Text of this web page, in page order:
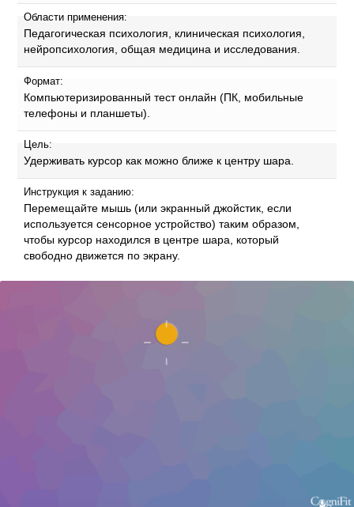
Области применения:
Педагогическая психология, клиническая психология,
нейропсихология, общая медицина и исследования.
Формат:
Компьютеризированный тест онлайн (ПК, мобильные
телефоны и планшеты).
Цель:
Удерживать курсор как можно ближе к центру шара.
Инструкция к заданию:
Перемещайте мышь (или экранный джойстик, если
используется сенсорное устройство) таким образом,
чтобы курсор находился в центре шара, который
свободно движется по экрану.